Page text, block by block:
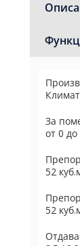
За
от 0
52
52